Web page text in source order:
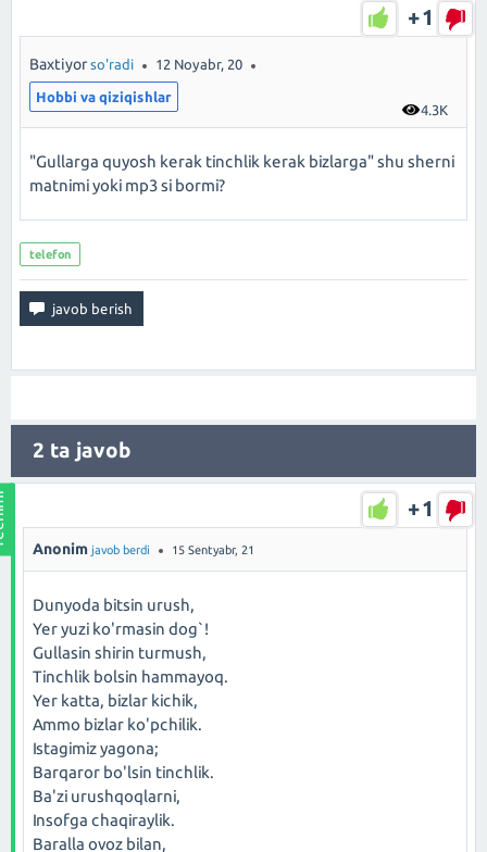
+1
4.3K
Baxtiyor so'radi 12 Noyabr, 20
Hobbi va qiziqishlar
"Gullarga quyosh kerak tinchlik kerak bizlarga" shu sherni
matnimi yoki mp3 si bormi?
telefon
2 ta javob
+1
Anonim javob berdi 15 Sentyabr, 21
Dunyoda bitsin urush,
Yer yuzi ko'rmasin dog`!
Gullasin shirin turmush,
Tinchlik bolsin hammayoq.
Yer katta, bizlar kichik,
Ammo bizlar ko'pchilik.
Istagimiz yagona;
Barqaror bo'lsin tinchlik.
Ba'zi urushqoqlarni,
Insofga chaqiraylik.
Baralla ovoz bilan,